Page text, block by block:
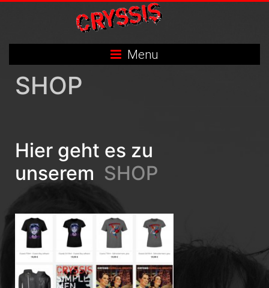
Menu
SHOP
Hier geht es zu
unserem SHOP